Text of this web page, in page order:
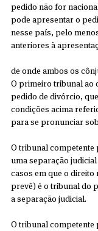
pedido não for
pode apresentar o
nesse país, pelo
anteriores à
de onde ambos os
O primeiro tribunal ao
pedido de divórcio,
condições acima
para se pronunciar
O tribunal competente
uma separação
casos em que o direito
prevê) é o tribunal do
a separação judicial.
O tribunal